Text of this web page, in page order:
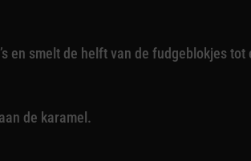
en smelt de helft van de fudgeblokjes tot
de karamel.